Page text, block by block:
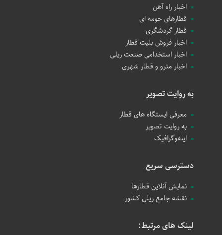
اخبار راه آهن
قطارهای حومه ای
قطار گردشگری
اخبار فروش بلیت قطار
اخبار استخدامی صنعت ریلی
اخبار مترو و قطار شهری
به روایت تصویر
معرفی ایستگاه های قطار
به روایت تصویر
اینفوگرافیک
دسترسی سریع
نمایش آنلاین قطارها
نقشه جامع ریلی کشور
لینک های مرتبط: